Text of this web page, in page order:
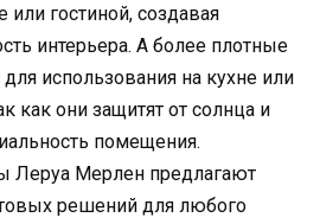
или гостиной, создавая
интерьера. А более плотные
использования на кухне или
как они защитят от солнца и
помещения.
Леруа Мерлен предлагают
решений для любого